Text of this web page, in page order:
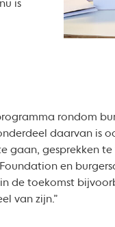
is
rondom
daarvan is
gesprekken
en
de toekomst
van zijn.”